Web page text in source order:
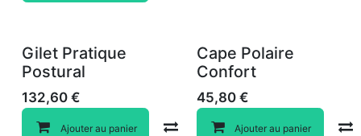
Gilet Pratique
Postural
132,60 €
Ajouter au panier Compare
Cape Polaire
Confort
45,80€
Ajouter au panier